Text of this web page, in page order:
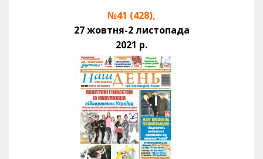
№41 (428),
27 жовтня-2 листопада
2021 р.